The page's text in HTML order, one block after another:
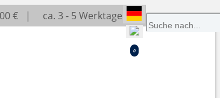
€ | ca. 3 - 5 Werktage
0